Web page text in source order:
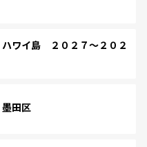
ワイ島 ２０２７～２０２
田区